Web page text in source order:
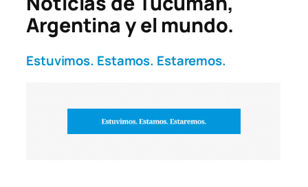
Argentina y el mundo.
Estuvimos. Estamos. Estaremos.